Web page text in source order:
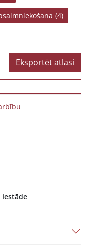
(4)
Eksportēt atlasi
iestāde